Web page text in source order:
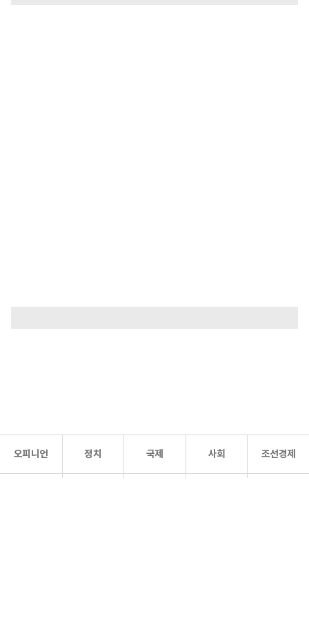
오피니언 정치 국제 사회 조선경제